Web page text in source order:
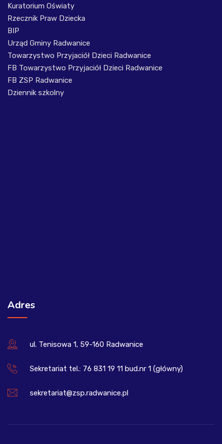
Kuratorium Oświaty
Rzecznik Praw Dziecka
BIP
Urząd Gminy Radwanice
Towarzystwo Przyjaciół Dzieci Radwanice
FB Towarzystwo Przyjaciół Dzieci Radwanice
FB ZSP Radwanice
Dziennik szkolny
Adres
ul. Tenisowa 1, 59-160 Radwanice
Sekretariat tel.: 76 831 19 11 bud.nr 1 (główny)
sekretariat@zsp.radwanice.pl